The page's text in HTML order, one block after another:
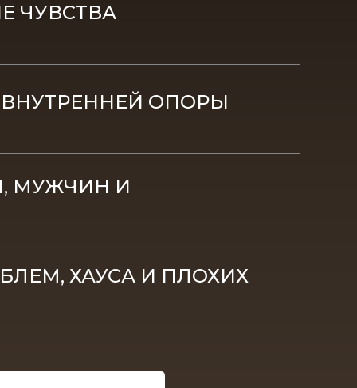
ХАУСА И ПЛОХИХ
МУЖЧИН И
ВНУТРЕННЕЙ ОПОРЫ
ЧУВСТВА